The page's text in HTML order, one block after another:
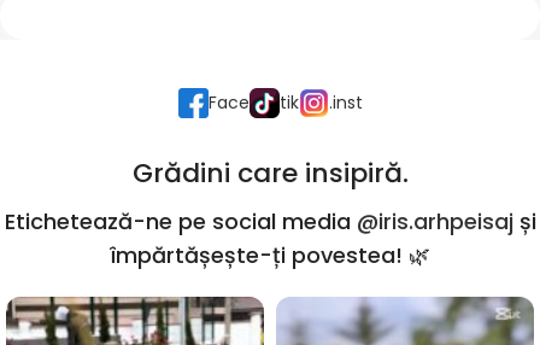
Face tik .inst
Grădini care insipiră.
Etichetează-ne pe social media @iris.arhpeisaj și
împărtășește-ți povestea! 🌿